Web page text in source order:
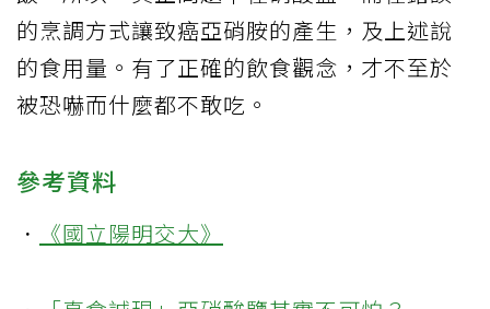
的烹調方式讓致癌亞硝胺的產生，及上述說
的食用量。有了正確的飲食觀念，才不至於
被恐嚇而什麼都不敢吃。
參考資料
． 《國立陽明交大》